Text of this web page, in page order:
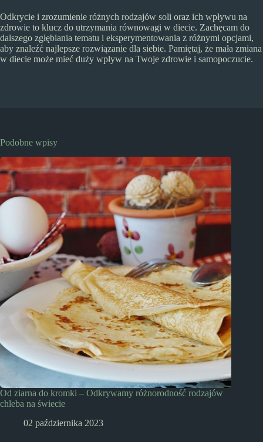
Odkrycie i zrozumienie różnych rodzajów soli oraz ich wpływu na
zdrowie to klucz do utrzymania równowagi w diecie. Zachęcam do
dalszego zgłębiania tematu i eksperymentowania z różnymi opcjami,
aby znaleźć najlepsze rozwiązanie dla siebie. Pamiętaj, że mała zmiana
w diecie może mieć duży wpływ na Twoje zdrowie i samopoczucie.
Podobne wpisy
Od ziarna do kromki – Odkrywamy różnorodność rodzajów
chleba na świecie
02 października 2023